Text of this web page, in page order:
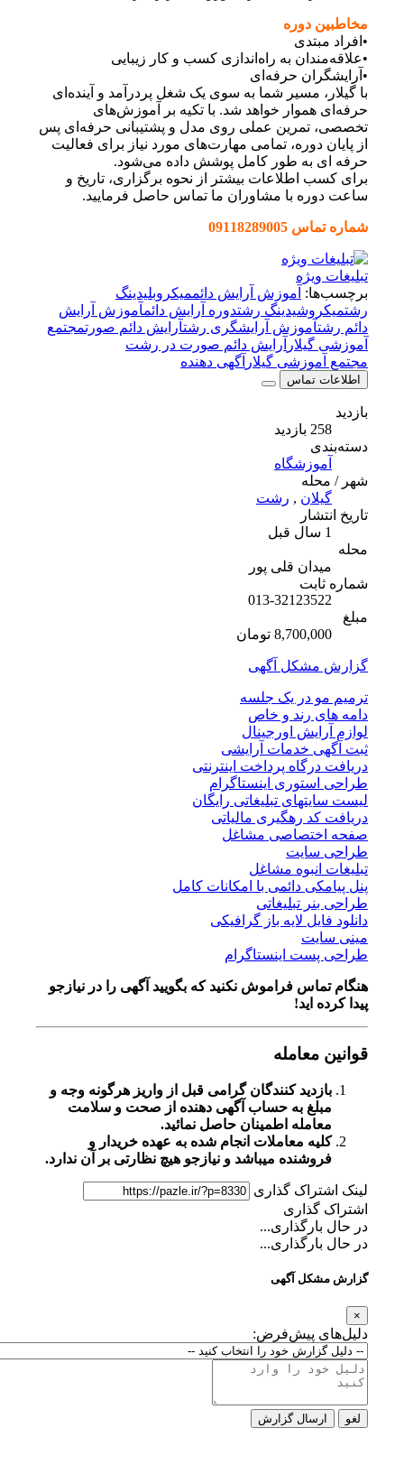
مخاطبین دوره
•افراد مبتدی
•علاقه‌مندان به راه‌اندازی کسب و کار زیبایی
•آرایشگران حرفه‌ای
با گیلار، مسیر شما به سوی یک شغل پردرآمد و آینده‌ای
حرفه‌ای هموار خواهد شد. با تکیه بر آموزش‌های
تخصصی، تمرین عملی روی مدل و پشتیبانی حرفه‌ای پس
از پایان دوره، تمامی مهارت‌های مورد نیاز برای فعالیت
حرفه ای به طور کامل پوشش داده می‌شود.
برای کسب اطلاعات بیشتر از نحوه برگزاری، تاریخ و
ساعت دوره با مشاوران ما تماس حاصل فرمایید.
شماره تماس 09118289005
تبلیغات ویژه
برچسب‌ها:آموزش آرایش دائم میکروبلیدینگ
میکروشیدینگ رشتدوره آرایش دائم آموزش آرایش
دائم رشتآموزش آرایشگری رشتآرایش دائم صورت مجتمع
آموزشی گیلار آرایش دائم صورت در رشت
مجتمع آموزشی گیلار آگهی دهنده
اطلاعات تماس
دسته‌بندی
آموزشگاه
شهر / محله
,رشت
تاریخ انتشار
میدان قلی پور
شماره ثابت
013-32123522
8,700,000 تومان
گزارش مشکل آگهی
ترمیم مو در یک جلسه
دامه های رند و خاص
لوازم آرایش اورجینال
ثبت آگهی خدمات آرایشی
دریافت درگاه پرداخت اینترنتی
طراحی استوری اینستاگرام
لیست سایتهای تبلیغاتی رایگان
دریافت کد رهگیری مالیاتی
صفحه اختصاصی مشاغل
طراحی سایت
تبلیغات انبوه مشاغل
پنل پیامکی دائمی با امکانات کامل
طراحی بنر تبلیغاتی
دانلود فایل لایه باز گرافیکی
مینی سایت
طراحی پست اینستاگرام
هنگام تماس فراموش نکنید که بگویید آگهی را در نیازجو
پیدا کرده اید!
قوانین معامله
بازدید کنندگان گرامی قبل از واریز هرگونه وجه و
مبلغ به حساب آگهی دهنده از صحت و سلامت
معامله اطمینان حاصل نمائید.
کلیه معاملات انجام شده به عهده خریدار و
فروشنده میباشد و نیازجو هیچ نظارتی بر آن ندارد.
لینک اشتراک گذاری
اشتراک گذاری
در حال بارگذاری...
در حال بارگذاری...
گزارش مشکل آگهی
دلیل‌های پیش‌فرض:
ارسال گزارش